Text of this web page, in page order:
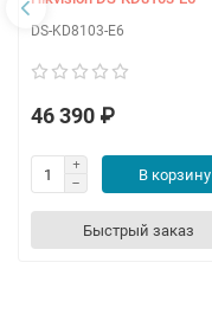
DS-KD8103-E6
46 390 ₽
В корзину
Быстрый заказ